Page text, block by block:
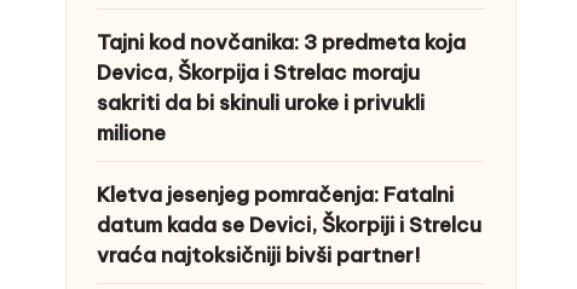
Tajni kod novčanika: 3 predmeta koja
Devica, Škorpija i Strelac moraju
sakriti da bi skinuli uroke i privukli
milione
Kletva jesenjeg pomračenja: Fatalni
datum kada se Devici, Škorpiji i Strelcu
vraća najtoksičniji bivši partner!